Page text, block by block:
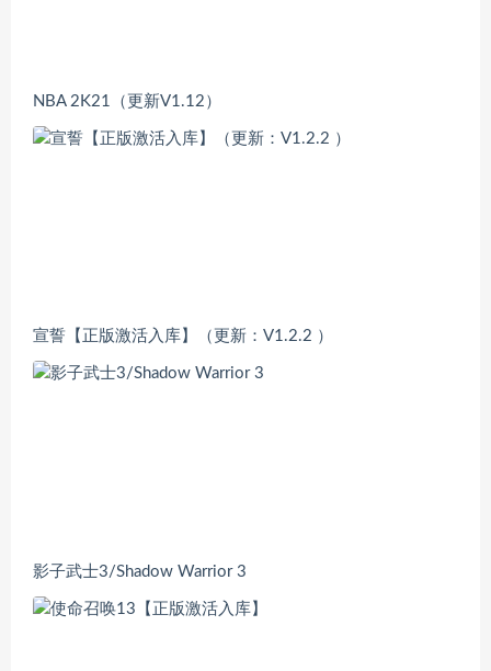
NBA 2K21（更新V1.12）
宣誓【正版激活入库】（更新：V1.2.2 ）
影子武士3/Shadow Warrior 3